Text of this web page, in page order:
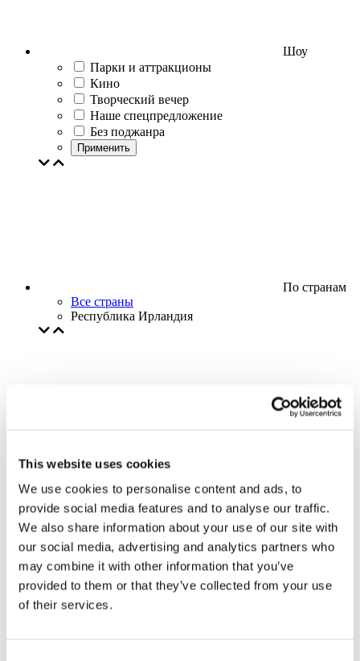
This website uses cookies
We use cookies to personalise content and ads, to
provide social media features and to analyse our traffic.
We also share information about your use of our site with
our social media, advertising and analytics partners who
may combine it with other information that you’ve
provided to them or that they’ve collected from your use
of their services.
Шоу
Парки и аттракционы
Кино
Творческий вечер
Наше спецпредложение
Без поджанра
Применить
По странам
Все страны
Республика Ирландия